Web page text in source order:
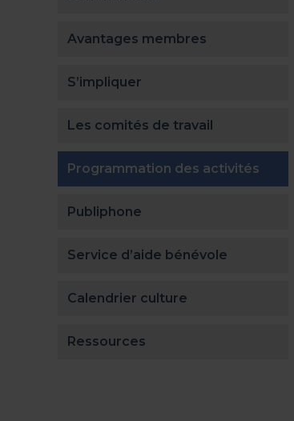
Avantages membres
S’impliquer
Les comités de travail
Programmation des activités
Publiphone
Service d’aide bénévole
Calendrier culture
Ressources